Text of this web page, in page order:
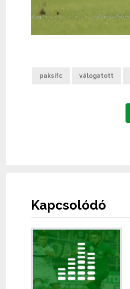
paksifc válogatott
Kapcsolódó